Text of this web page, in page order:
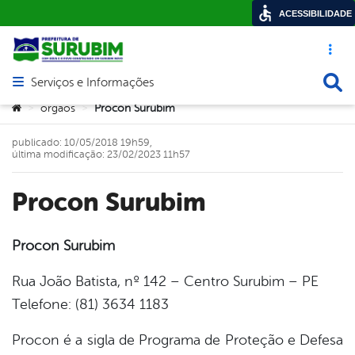
Acesso
Abrir menu principal de navegação
Serviços e Informações
Você está aqui:
> orgaos > Procon Surubim
Procon Surubim
publicado: 10/05/2018 19h59,
última modificação: 23/02/2023 11h57
Procon Surubim
Rua João Batista, nº 142 – Centro Surubim – PE
Telefone: (81) 3634 1183
Procon é a sigla de Programa de Proteção e Defesa
ACESSIBILIDADE